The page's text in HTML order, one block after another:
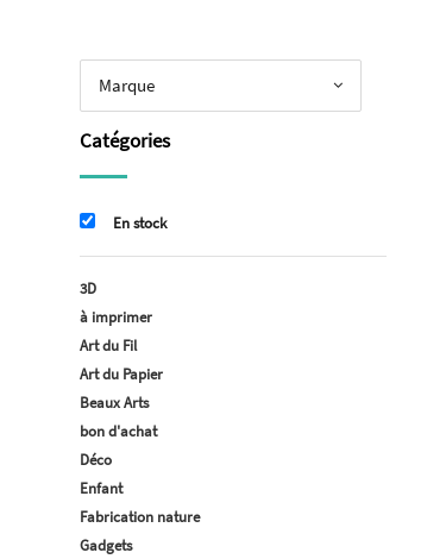
Marque
Catégories
En stock
3D
à imprimer
Art du Fil
Art du Papier
Beaux Arts
bon d'achat
Déco
Enfant
Fabrication nature
Gadgets